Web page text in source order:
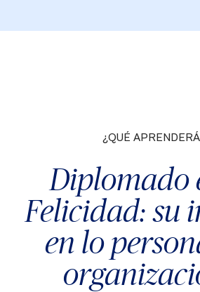
¿QUÉ
Diplomado
Felicidad: su
en lo